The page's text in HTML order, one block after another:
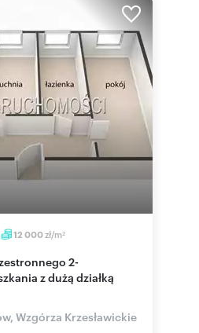
12 000zł/m2
z dużą działką
Wzgórza Krzesławickie